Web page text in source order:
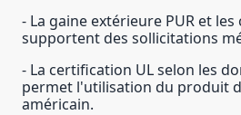
- La gaine extérieure PUR et
supportent des sollicitations
- La certification UL selon les
permet l'utilisation du produit
américain.